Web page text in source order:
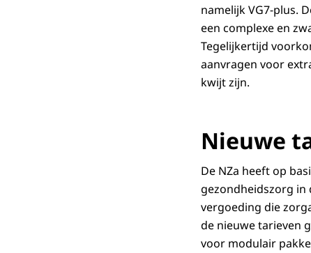
namelijk VG7-plus.
een complexe en
Tegelijkertijd
aanvragen voor
kwijt zijn.
Nieuwe
De NZa heeft op
gezondheidszorg in
vergoeding die
de nieuwe tarieven
voor modulair